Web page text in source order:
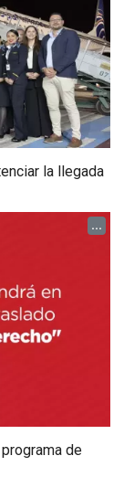
la llegada
...
de